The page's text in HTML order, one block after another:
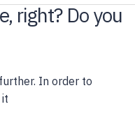
right? Do you
In order to